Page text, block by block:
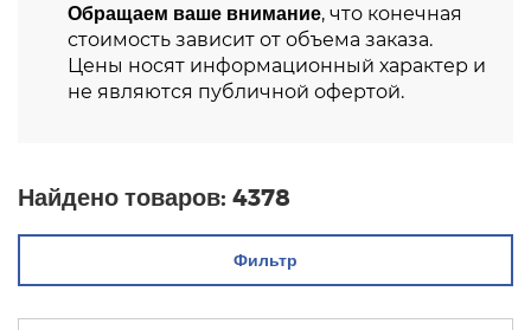
Обращаем ваше внимание, что конечная
стоимость зависит от объема заказа.
Цены носят информационный характер и
не являются публичной офертой.
Найдено товаров: 4378
Фильтр